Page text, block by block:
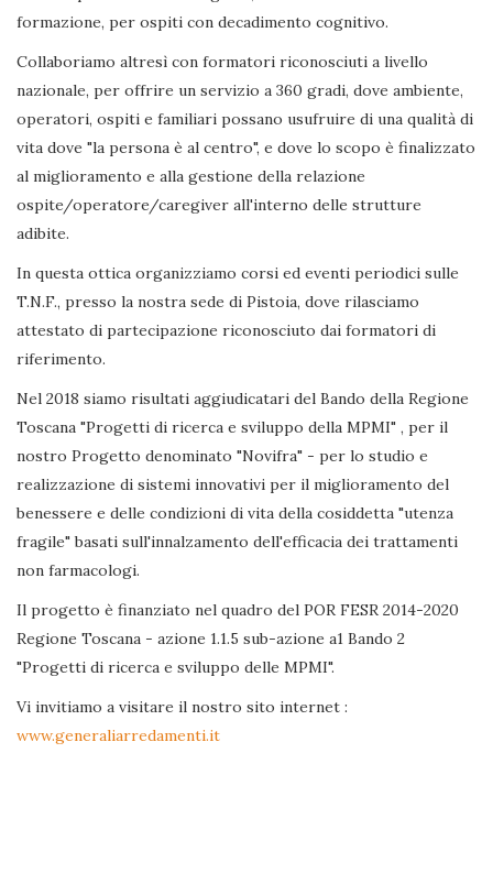
formazione, per ospiti con decadimento cognitivo.
Collaboriamo altresì con formatori riconosciuti a livello
nazionale, per offrire un servizio a 360 gradi, dove ambiente,
operatori, ospiti e familiari possano usufruire di una qualità di
vita dove "la persona è al centro", e dove lo scopo è finalizzato
al miglioramento e alla gestione della relazione
ospite/operatore/caregiver all'interno delle strutture
adibite.
In questa ottica organizziamo corsi ed eventi periodici sulle
T.N.F., presso la nostra sede di Pistoia, dove rilasciamo
attestato di partecipazione riconosciuto dai formatori di
riferimento.
Nel 2018 siamo risultati aggiudicatari del Bando della Regione
Toscana "Progetti di ricerca e sviluppo della MPMI" , per il
nostro Progetto denominato "Novifra" - per lo studio e
realizzazione di sistemi innovativi per il miglioramento del
benessere e delle condizioni di vita della cosiddetta "utenza
fragile" basati sull'innalzamento dell'efficacia dei trattamenti
non farmacologi.
Il progetto è finanziato nel quadro del POR FESR 2014-2020
Regione Toscana - azione 1.1.5 sub-azione a1 Bando 2
"Progetti di ricerca e sviluppo delle MPMI".
Vi invitiamo a visitare il nostro sito internet :
www.generaliarredamenti.it